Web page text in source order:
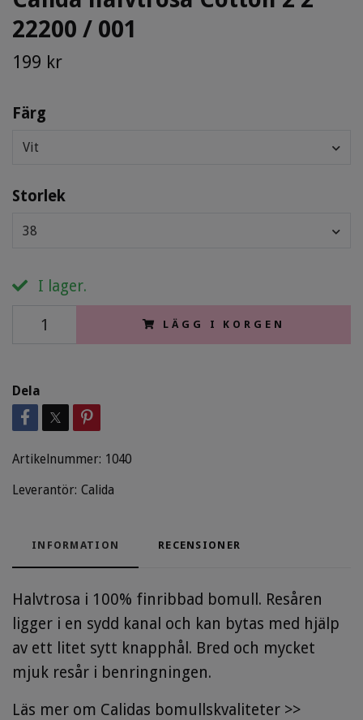
22200 / 001
199 kr
Färg
Vit
Storlek
38
I lager.
LÄGG I KORGEN
Dela
Artikelnummer: 1040
Leverantör: Calida
INFORMATION RECENSIONER
Halvtrosa i 100% finribbad bomull. Resåren
ligger i en sydd kanal och kan bytas med hjälp
av ett litet sytt knapphål. Bred och mycket
mjuk resår i benringningen.
Läs mer om Calidas bomullskvaliteter >>